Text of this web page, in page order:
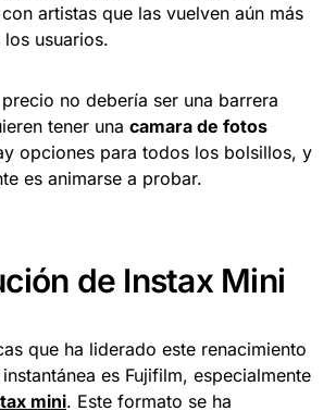
artistas que las vuelven aún más
usuarios.
no debería ser una barrera
tener una camara de fotos
opciones para todos los bolsillos, y
es animarse a probar.
de Instax Mini
que ha liderado este renacimiento
es Fujifilm, especialmente
mini. Este formato se ha